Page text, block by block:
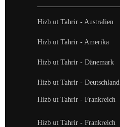
Hizb ut Tahrir - Australien
Hizb ut Tahrir - Amerika
Hizb ut Tahrir - Dänemark
Hizb ut Tahrir - Deutschland
Hizb ut Tahrir - Frankreich
Hizb ut Tahrir - Frankreich